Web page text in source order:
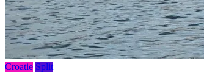
Croatie Split